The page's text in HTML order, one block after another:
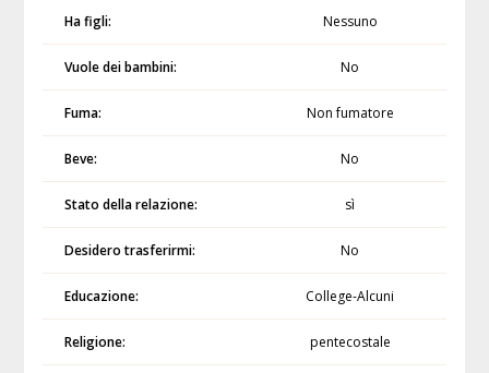
Ha figli: Nessuno
Vuole dei bambini: No
Fuma: Non fumatore
Beve: No
Stato della relazione: sì
Desidero trasferirmi: No
Educazione: College-Alcuni
Religione: pentecostale